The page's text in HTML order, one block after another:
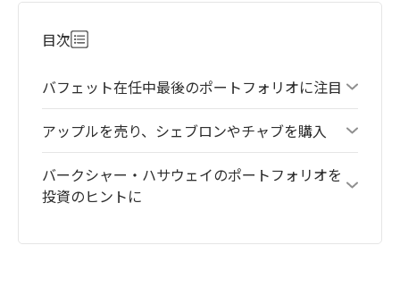
目次
バフェット在任中最後のポートフォリオに注目
アップルを売り、シェブロンやチャブを購入
バークシャー・ハサウェイのポートフォリオを
投資のヒントに